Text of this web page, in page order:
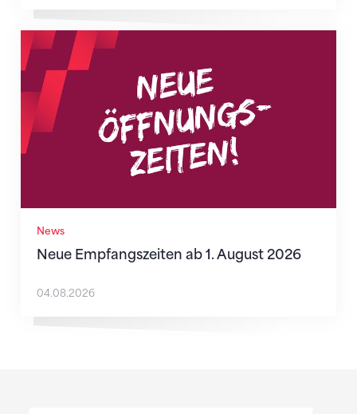
News
Neue Empfangszeiten ab 1. August 2026
Neue Empfangszeiten ab 1. August 2026
04.08.2026